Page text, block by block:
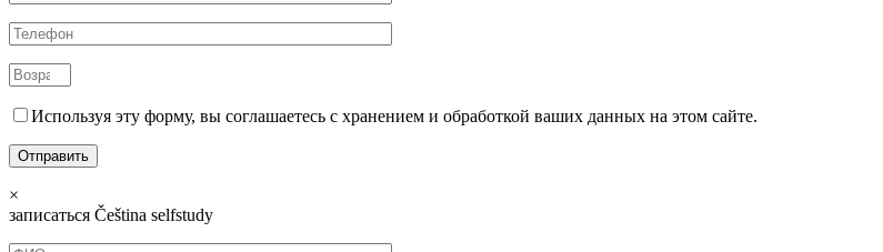
Используя эту форму, вы соглашаетесь с хранением и обработкой ваших данных на этом сайте.
×
записаться Čeština selfstudy